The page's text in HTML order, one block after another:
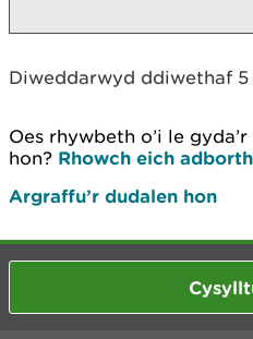
Diweddarwyd ddiwethaf
Oes rhywbeth o’i le
hon? Rhowch eich adborth
Argraffu’r dudalen hon